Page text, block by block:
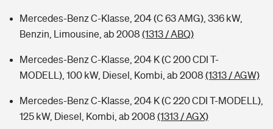
Mercedes-Benz C-Klasse, 204 (C 63 AMG), 336 kW,
Benzin, Limousine, ab 2008 (1313 / ABQ)
Mercedes-Benz C-Klasse, 204 K (C 200 CDI T-
MODELL), 100 kW, Diesel, Kombi, ab 2008 (1313 / AGW)
Mercedes-Benz C-Klasse, 204 K (C 220 CDI T-MODELL),
125 kW, Diesel, Kombi, ab 2008 (1313 / AGX)